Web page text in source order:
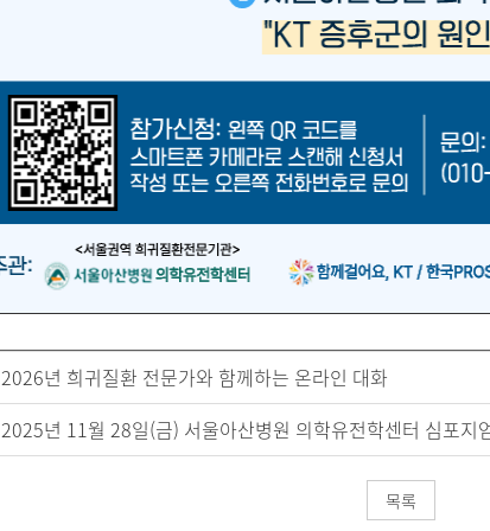
2026년 희귀질환 전문가와 함께하는 온라인 대화
2025년 11월 28일(금) 서울아산병원 의학유전학센터 심포지
목록